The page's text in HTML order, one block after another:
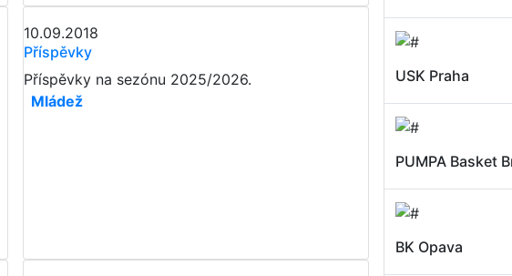
10.09.2018
Příspěvky
Příspěvky na sezónu 2025/2026.
Mládež
USK Praha
PUMPA Basket
BK Opava